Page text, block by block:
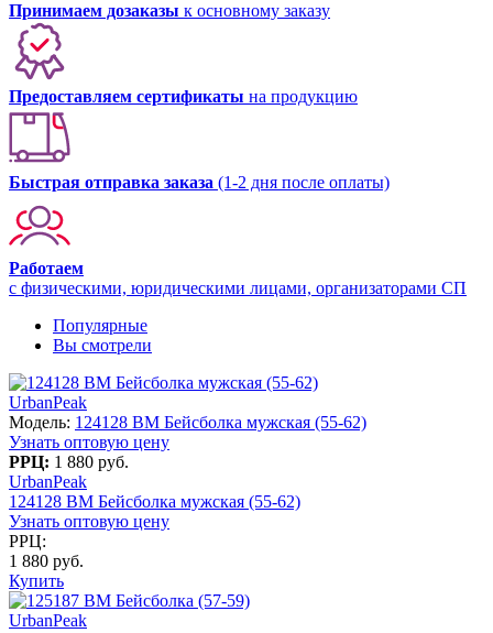
Принимаем дозаказы к основному заказу
Предоставляем сертификаты на продукцию
Быстрая отправка заказа (1-2 дня после оплаты)
Работаем
с физическими, юридическими лицами, организаторами СП
Популярные
Вы смотрели
UrbanPeak
Модель: 124128 BM Бейсболка мужская (55-62)
Узнать оптовую цену
РРЦ: 1 880 руб.
UrbanPeak
124128 BM Бейсболка мужская (55-62)
Узнать оптовую цену
РРЦ:
1 880 руб.
Купить
UrbanPeak